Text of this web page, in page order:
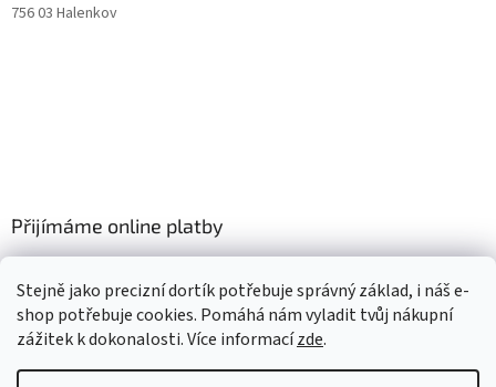
Stejně jako precizní dortík potřebuje správný základ, i náš e-
shop potřebuje cookies. Pomáhá nám vyladit tvůj nákupní
zážitek k dokonalosti. Více informacízde.
756 03 Halenkov
Přijímáme online platby